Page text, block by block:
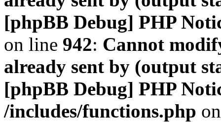
[phpBB Debug] PHP
on line 942: Cannot
already sent by (output
[phpBB Debug] PHP
/includes/functions.php